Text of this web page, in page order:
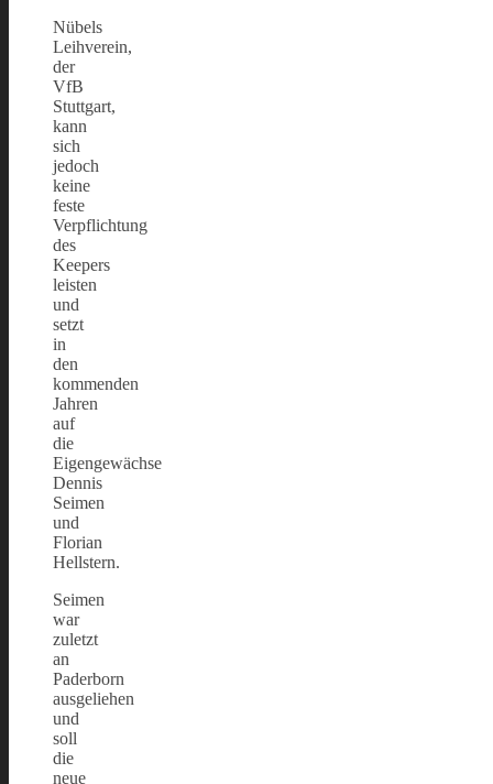
Nübels
Leihverein,
der
VfB
Stuttgart,
kann
sich
jedoch
keine
feste
Verpflichtung
des
Keepers
leisten
und
setzt
in
den
kommenden
Jahren
auf
die
Eigengewächse
Dennis
Seimen
und
Florian
Hellstern.
Seimen
war
zuletzt
an
Paderborn
ausgeliehen
und
soll
die
neue